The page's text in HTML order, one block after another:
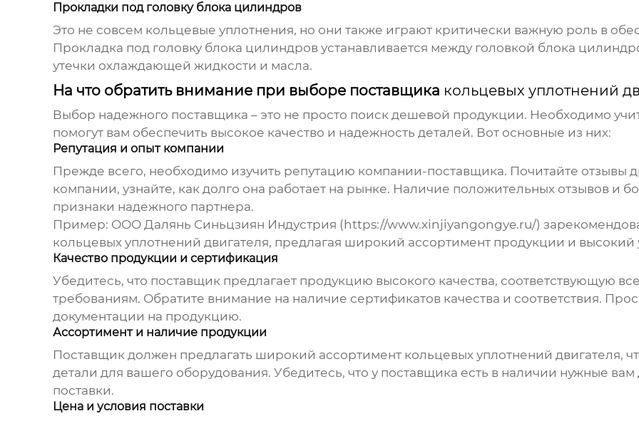
Прокладки под головку блока цилиндров
Это не совсем кольцевые уплотнения, но они также играют критически важную роль в
Прокладка под головку блока цилиндров устанавливается между головкой блока
утечки охлаждающей жидкости и масла.
На что обратить внимание при выборе поставщика кольцевых уплотнений
Выбор надежного поставщика – это не просто поиск дешевой продукции. Необходимо
помогут вам обеспечить высокое качество и надежность деталей. Вот основные из них:
Репутация и опыт компании
Прежде всего, необходимо изучить репутацию компании-поставщика. Почитайте отзывы
компании, узнайте, как долго она работает на рынке. Наличие положительных отзывов и
признаки надежного партнера.
Пример: ООО Далянь Синьцзиян Индустрия (https://www.xinjiyangongye.ru/)
кольцевых уплотнений двигателя, предлагая широкий ассортимент продукции и высокий
Качество продукции и сертификация
Убедитесь, что поставщик предлагает продукцию высокого качества, соответствующую
требованиям. Обратите внимание на наличие сертификатов качества и соответствия.
документации на продукцию.
Ассортимент и наличие продукции
Поставщик должен предлагать широкий ассортимент кольцевых уплотнений двигателя,
детали для вашего оборудования. Убедитесь, что у поставщика есть в наличии нужные
поставки.
Цена и условия поставки